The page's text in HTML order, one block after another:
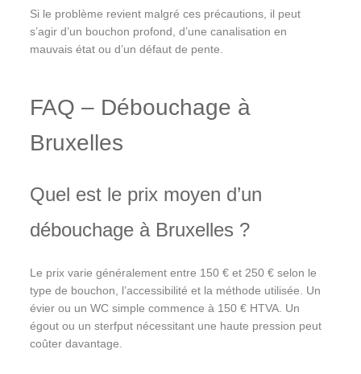
Si le problème revient malgré ces précautions, il peut
s’agir d’un bouchon profond, d’une canalisation en
mauvais état ou d’un défaut de pente.
FAQ – Débouchage à
Bruxelles
Quel est le prix moyen d’un
débouchage à Bruxelles ?
Le prix varie généralement entre 150 € et 250 € selon le
type de bouchon, l’accessibilité et la méthode utilisée. Un
évier ou un WC simple commence à 150 € HTVA. Un
égout ou un sterfput nécessitant une haute pression peut
coûter davantage.